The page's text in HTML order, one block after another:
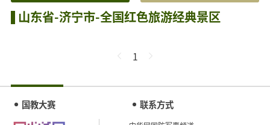
山东省-济宁市-全国红色旅游经典景区
1
国教大赛 联系方式